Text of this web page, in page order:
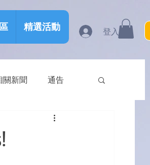
精選活動 登入
關新聞 通告